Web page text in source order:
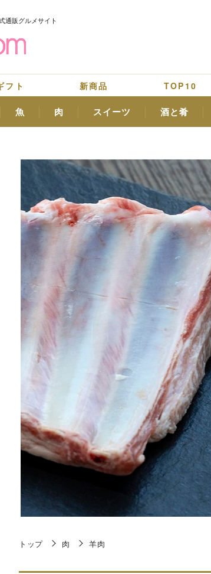
通販グルメサイト
フト 新商品 TOP10
魚 肉 スイーツ 酒と肴
トップ 肉 羊肉